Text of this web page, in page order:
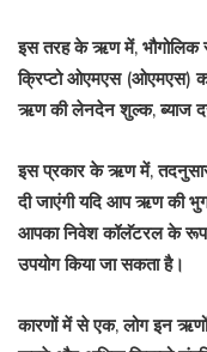
इस तरह के ऋण में, भौगोलिक
क्रिप्टो ओएमएस (ओएमएस)
ऋण की लेनदेन शुल्क, ब्याज
इस प्रकार के ऋण में,
दी जाएंगी यदि आप ऋण की
आपका निवेश कॉलॅटरल के रूप
उपयोग किया जा सकता है।
कारणों में से एक, लोग इन